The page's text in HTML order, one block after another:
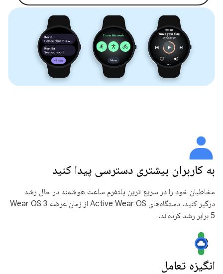
به کاربران بیشتری دسترسی پیدا کنید
مخاطبان خود را در سریع ترین پلتفرم ساعت هوشمند در حال رشد
درگیر کنید. دستگاه‌های Active Wear OS از زمان عرضه Wear OS 3
5 برابر رشد کرده‌اند.
انگیزه تعامل